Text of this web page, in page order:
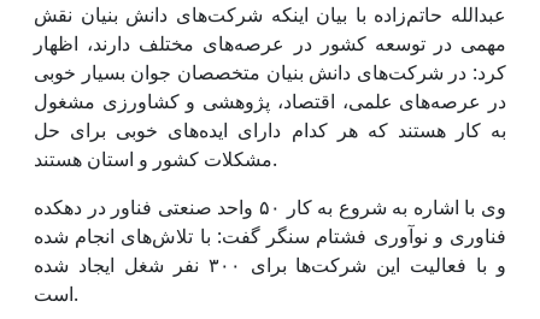
عبدالله حاتم‌زاده با بیان اینکه شرکت‌های دانش بنیان نقش
مهمی در توسعه کشور در عرصه‌های مختلف دارند، اظهار
کرد: در شرکت‌های دانش بنیان متخصصان جوان بسیار خوبی
در عرصه‌های علمی، اقتصاد، پژوهشی و کشاورزی مشغول
به کار هستند که هر کدام دارای ایده‌های خوبی برای حل
مشکلات کشور و استان هستند.
وی با اشاره به شروع به کار ۵۰ واحد صنعتی فناور در دهکده
فناوری و نوآوری فشتام سنگر گفت: با تلاش‌های انجام شده
و با فعالیت این شرکت‌ها برای ۳۰۰ نفر شغل ایجاد شده
است.